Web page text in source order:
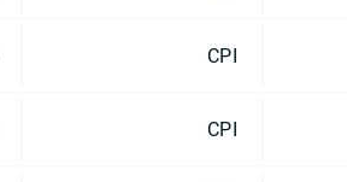
CPI
CPI